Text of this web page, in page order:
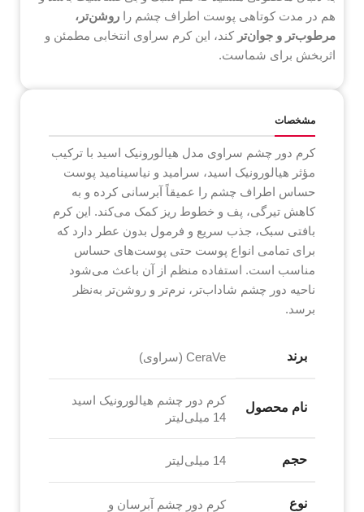
هم در مدت کوتاهی پوست اطراف چشم را روشن‌تر،
مرطوب‌تر و جوان‌تر کند، این کرم سراوی انتخابی مطمئن و
اثربخش برای شماست.
مشخصات
کرم دور چشم سراوی مدل هیالورونیک اسید با ترکیب
مؤثر هیالورونیک اسید، سرامید و نیاسینامید پوست
حساس اطراف چشم را عمیقاً آبرسانی کرده و به
کاهش تیرگی، پف و خطوط ریز کمک می‌کند. این کرم
بافتی سبک، جذب سریع و فرمول بدون عطر دارد که
برای تمامی انواع پوست حتی پوست‌های حساس
مناسب است. استفاده منظم از آن باعث می‌شود
ناحیه دور چشم شاداب‌تر، نرم‌تر و روشن‌تر به‌نظر
برسد.
برند CeraVe (سراوی)
نام محصول
کرم دور چشم هیالورونیک اسید
14 میلی‌لیتر
حجم 14 میلی‌لیتر
نوع
کرم دور چشم آبرسان و